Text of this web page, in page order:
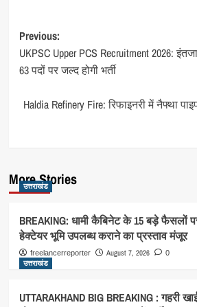
Post
navigation
Previous:
UKPSC Upper PCS Recruitment 2026:
63 पदों पर जल्द होगी भर्ती
Haldia Refinery Fire: रिफाइनरी में नैफ्था
More Stories
उत्तराखंड
BREAKING: धामी कैबिनेट के 15 बड़े फैसलों
हेक्टेयर भूमि उपलब्ध कराने का प्रस्ताव मंजूर
freelancerreporter August 7, 2026 0
उत्तराखंड
UTTARAKHAND BIG BREAKING : गहरी